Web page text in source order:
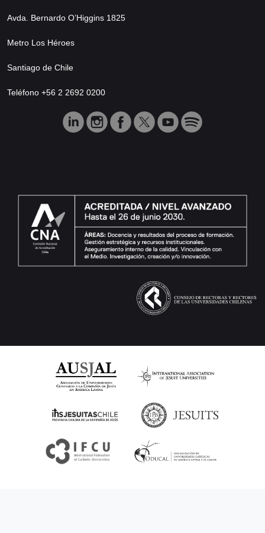
Avda. Bernardo O’Higgins 1825
Metro Los Héroes
Santiago de Chile
Teléfono +56 2 2692 0200